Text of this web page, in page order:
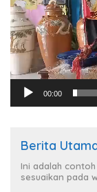
00:00
Berita
Ini adalah
sesuaikan pada